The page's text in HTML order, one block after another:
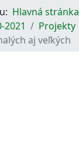
Hlavná stránka
2021
Projekty
aj veľkých